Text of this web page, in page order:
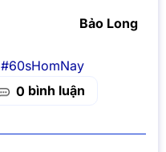
Bảo Long
#60sHomNay
0 bình luận